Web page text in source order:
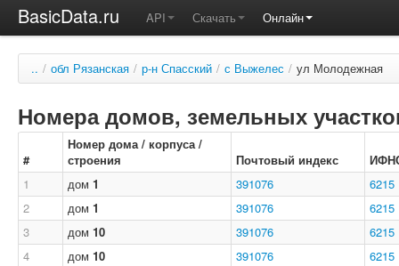
BasicData.ru API Скачать Онлайн
.. / обл Рязанская / р-н Спасский / с Выжелес / ул Молодежная
Номера домов, земельных
#
Номер дома / корпуса /
строения
Почтовый индекс
1
дом 1 391076
6215
2
дом 1 391076
6215
3
дом 10 391076
6215
4
дом 10 391076
6215